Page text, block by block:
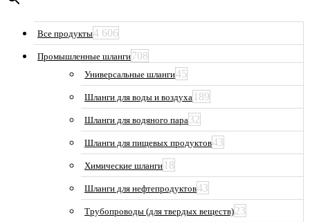
Все продукты4 606
Промышленные шланги708
Универсальные шланги45
Шланги для воды и воздуха 189
Шланги для водяного пара32
Шланги для пищевых продуктов43
Химические шланги 18
Шланги для нефтепродуктов43
Трубопроводы (для твердых веществ)23